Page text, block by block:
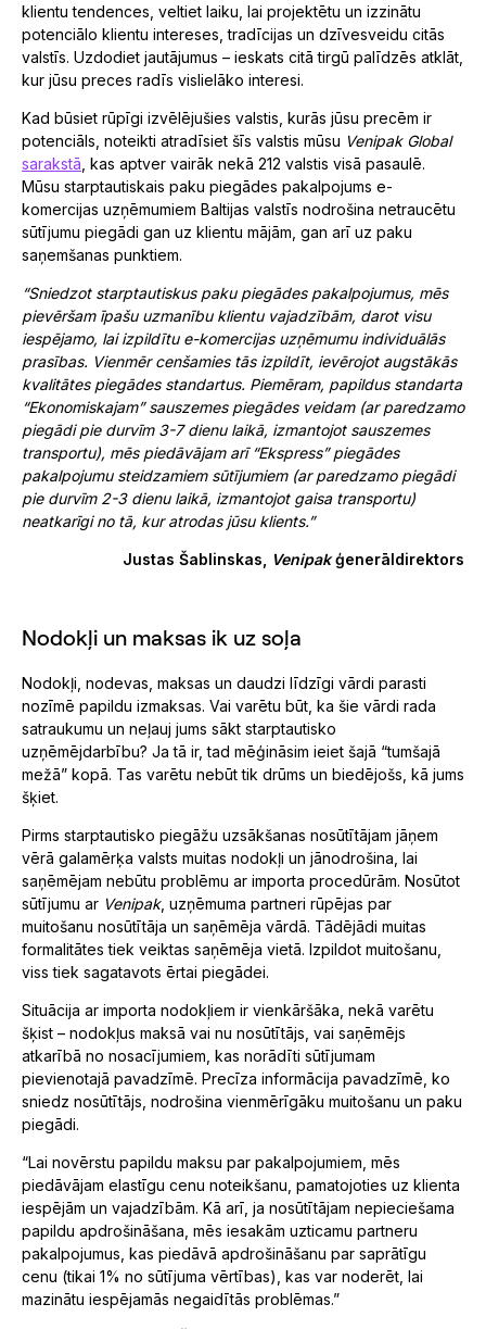
klientu tendences, veltiet laiku, lai projektētu un izzinātu
potenciālo klientu intereses, tradīcijas un dzīvesveidu citās
valstīs. Uzdodiet jautājumus – ieskats citā tirgū palīdzēs atklāt,
kur jūsu preces radīs vislielāko interesi.
Kad būsiet rūpīgi izvēlējušies valstis, kurās jūsu precēm ir
potenciāls, noteikti atradīsiet šīs valstis mūsu Venipak Global
sarakstā , kas aptver vairāk nekā 212 valstis visā pasaulē.
Mūsu starptautiskais paku piegādes pakalpojums e-
komercijas uzņēmumiem Baltijas valstīs nodrošina netraucētu
sūtījumu piegādi gan uz klientu mājām, gan arī uz paku
saņemšanas punktiem.
“Sniedzot starptautiskus paku piegādes pakalpojumus, mēs
pievēršam īpašu uzmanību klientu vajadzībām, darot visu
iespējamo, lai izpildītu e-komercijas uzņēmumu individuālās
prasības. Vienmēr cenšamies tās izpildīt, ievērojot augstākās
kvalitātes piegādes standartus. Piemēram, papildus standarta
“Ekonomiskajam” sauszemes piegādes veidam (ar paredzamo
piegādi pie durvīm 3-7 dienu laikā, izmantojot sauszemes
transportu), mēs piedāvājam arī “Ekspress” piegādes
pakalpojumu steidzamiem sūtījumiem (ar paredzamo piegādi
pie durvīm 2-3 dienu laikā, izmantojot gaisa transportu)
neatkarīgi no tā, kur atrodas jūsu klients.”
Justas Šablinskas, Venipakģenerāldirektors
Nodokļi un maksas ik uz soļa
Nodokļi, nodevas, maksas un daudzi līdzīgi vārdi parasti
nozīmē papildu izmaksas. Vai varētu būt, ka šie vārdi rada
satraukumu un neļauj jums sākt starptautisko
uzņēmējdarbību? Ja tā ir, tad mēģināsim ieiet šajā “tumšajā
mežā” kopā. Tas varētu nebūt tik drūms un biedējošs, kā jums
šķiet.
Pirms starptautisko piegāžu uzsākšanas nosūtītājam jāņem
vērā galamērķa valsts muitas nodokļi un jānodrošina, lai
saņēmējam nebūtu problēmu ar importa procedūrām. Nosūtot
sūtījumu ar Venipak, uzņēmuma partneri rūpējas par
muitošanu nosūtītāja un saņēmēja vārdā. Tādējādi muitas
formalitātes tiek veiktas saņēmēja vietā. Izpildot muitošanu,
viss tiek sagatavots ērtai piegādei.
Situācija ar importa nodokļiem ir vienkāršāka, nekā varētu
šķist – nodokļus maksā vai nu nosūtītājs, vai saņēmējs
atkarībā no nosacījumiem, kas norādīti sūtījumam
pievienotajā pavadzīmē. Precīza informācija pavadzīmē, ko
sniedz nosūtītājs, nodrošina vienmērīgāku muitošanu un paku
piegādi.
“Lai novērstu papildu maksu par pakalpojumiem, mēs
piedāvājam elastīgu cenu noteikšanu, pamatojoties uz klienta
iespējām un vajadzībām. Kā arī, ja nosūtītājam nepieciešama
papildu apdrošināšana, mēs iesakām uzticamu partneru
pakalpojumus, kas piedāvā apdrošināšanu par saprātīgu
cenu (tikai 1% no sūtījuma vērtības), kas var noderēt, lai
mazinātu iespējamās negaidītās problēmas.”